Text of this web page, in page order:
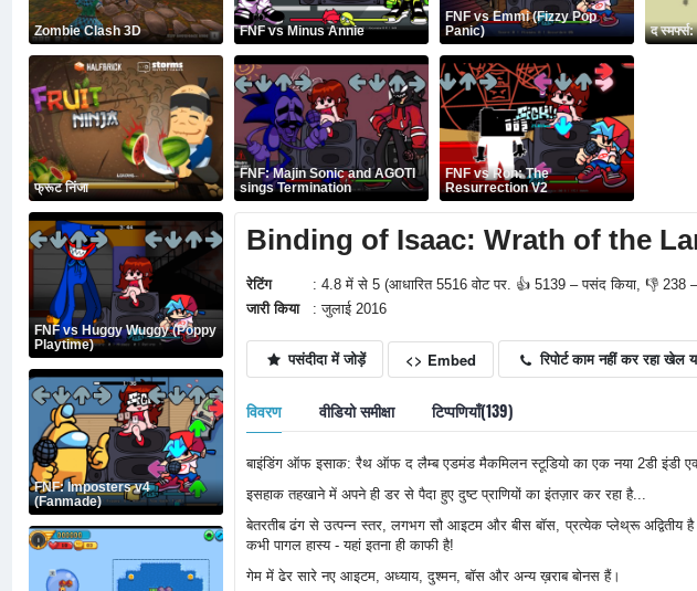
Zombie Clash 3D
फ्रूट निंजा
FNF vs Huggy Wuggy (Poppy
Playtime)
FNF: Imposters v4
(Fanmade)
FNF vs Minus Annie
FNF vs Emmi (Fizzy Pop
Panic)
द
FNF: Majin Sonic and AGOTI
sings Termination
FNF vs Ron: The
Resurrection V2
Binding of Isaac: Wrath of the
रेटिंग
: 4.8 में से 5 (आधारित 5516 वोट पर. 👍 5139 – पसंद किया, 👎 238 –
जारी किया
: जुलाई 2016
पसंदीदा में जोड़ें <> Embed रिपोर्ट काम नहीं कर रहा खेल
विवरण वीडियो समीक्षा टिप्पणियाँ(139)
बाइंडिंग ऑफ इसाक: रैथ ऑफ द लैम्ब एडमंड मैकमिलन स्टूडियो का एक नया 2डी इंडी
इसहाक तहखाने में अपने ही डर से पैदा हुए दुष्ट प्राणियों का इंतज़ार कर रहा है...
बेतरतीब ढंग से उत्पन्न स्तर, लगभग सौ आइटम और बीस बॉस, प्रत्येक प्लेथ्रू अद्वितीय
कभी पागल हास्य - यहां इतना ही काफी है!
गेम में ढेर सारे नए आइटम, अध्याय, दुश्मन, बॉस और अन्य ख़राब बोनस हैं।